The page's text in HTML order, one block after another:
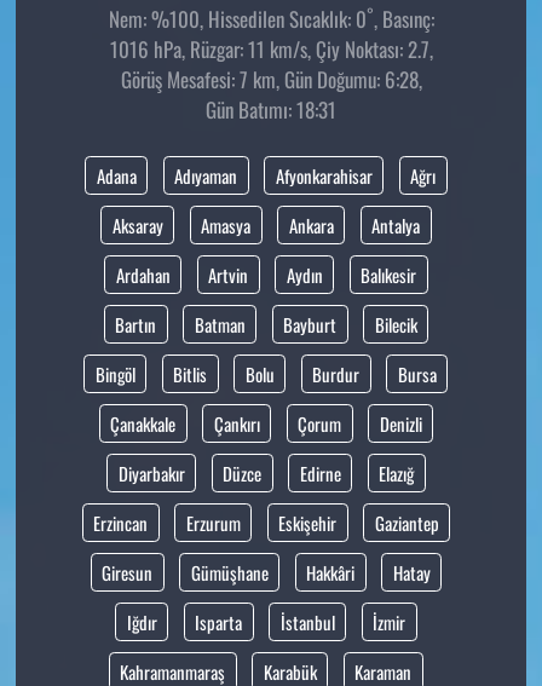
Nem: %100, Hissedilen Sıcaklık: 0°, Basınç:
1016 hPa, Rüzgar: 11 km/s, Çiy Noktası: 2.7,
Görüş Mesafesi: 7 km, Gün Doğumu: 6:28,
Gün Batımı: 18:31
Adana Adıyaman Afyonkarahisar
Ağrı
Aksaray
Amasya Ankara
Antalya
Ardahan
Artvin Aydın
Balıkesir
Bartın
Batman Bayburt
Bilecik
Bingöl
Bitlis Bolu Burdur
Bursa
Çanakkale
Çankırı Çorum
Denizli
Diyarbakır
Düzce Edirne
Elazığ
Erzincan
Erzurum Eskişehir
Gaziantep
Giresun
Gümüşhane Hakkâri
Hatay
Iğdır
Isparta İstanbul
İzmir
Kahramanmaraş
Karabük
Karaman